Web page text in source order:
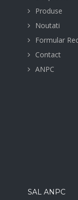
Produse
Noutati
Formular
Contact
ANPC
SAL ANPC